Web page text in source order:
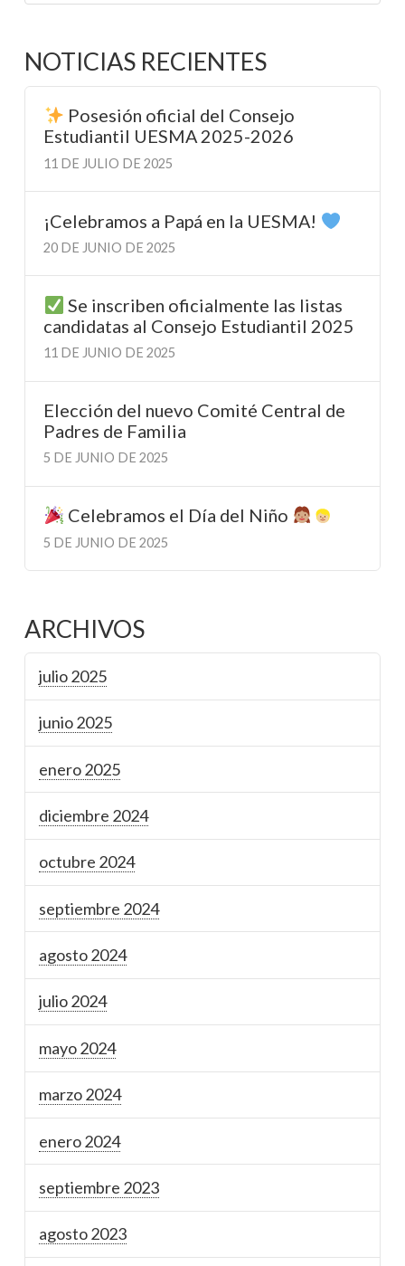
NOTICIAS RECIENTES
Posesión oficial del Consejo
Estudiantil UESMA 2025-2026
11 DE JULIO DE 2025
¡Celebramos a Papá en la UESMA!
20 DE JUNIO DE 2025
Se inscriben oficialmente las listas
candidatas al Consejo Estudiantil 2025
11 DE JUNIO DE 2025
Elección del nuevo Comité Central de
Padres de Familia
5 DE JUNIO DE 2025
Celebramos el Día del Niño
5 DE JUNIO DE 2025
ARCHIVOS
julio 2025
junio 2025
enero 2025
diciembre 2024
octubre 2024
septiembre 2024
agosto 2024
julio 2024
mayo 2024
marzo 2024
enero 2024
septiembre 2023
agosto 2023